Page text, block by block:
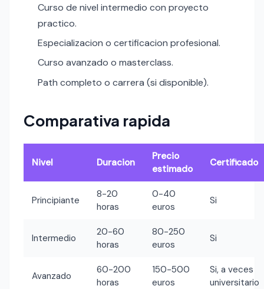
Curso de nivel intermedio con proyecto
practico.
Especializacion o certificacion profesional.
Curso avanzado o masterclass.
Path completo o carrera (si disponible).
Comparativa rapida
Nivel Duracion
Precio
estimado
Certificado
Principiante
8-20
horas
0-40
euros
Si
Intermedio
20-60
horas
80-250
euros
Si
Avanzado
60-200
horas
150-500
euros
Si, a veces
universitario